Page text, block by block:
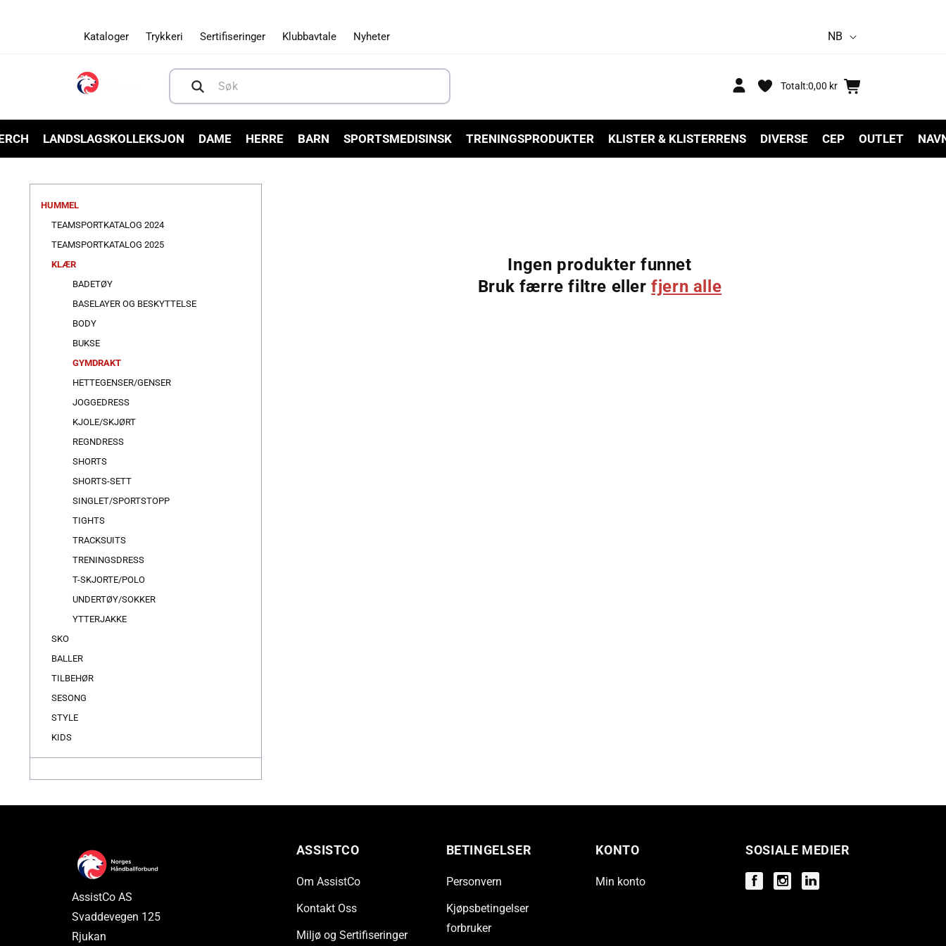
Kataloger Trykkeri Sertifiseringer Klubbavtale Nyheter
S
k
NB
Søk
inn
Totalt:0,00 kr
Handlekurv
LANDSLAGSKOLLEKSJON DAME HERRE BARN SPORTSMEDISINSK TRENINGSPRODUKTER KLISTER & KLISTERRENS DIVERSE CEP OUTLET
HUMMEL
TEAMSPORTKATALOG 2024
TEAMSPORTKATALOG 2025
KLÆR
BADETØY
BASELAYER OG BESKYTTELSE
BODY
BUKSE
GYMDRAKT
HETTEGENSER/GENSER
JOGGEDRESS
KJOLE/SKJØRT
REGNDRESS
SHORTS
SHORTS-SETT
SINGLET/SPORTSTOPP
TIGHTS
TRACKSUITS
TRENINGSDRESS
T-SKJORTE/POLO
UNDERTØY/SOKKER
YTTERJAKKE
SKO
BALLER
TILBEHØR
SESONG
STYLE
KIDS
Ingen produkter funnet
Bruk færre filtre ellerfjern alle
AssistCo AS
Svaddevegen 125
Rjukan
ASSISTCO
Om AssistCo
Kontakt Oss
Miljø og Sertifiseringer
BETINGELSER
Personvern
Kjøpsbetingelser
forbruker
KONTO
Min konto
SOSIALE MEDIER
FacebookInstagramInstagram